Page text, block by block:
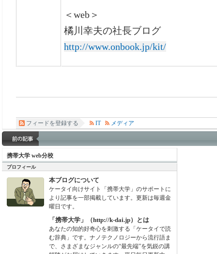
＜web＞
橘川幸夫の社長ブログ
http://www.onbook.jp/kit/
フィードを登録する IT メディア
携帯大学 web分校
プロフィール
本ブログについて
ケータイ向けサイト「携帯大学」のサポートに
より記事を一部掲載しています。更新は毎週金
曜日です。
「携帯大学」（http://k-dai.jp）とは
あなたの知的好奇心を刺激する「ケータイで読
む辞典」です。ナノテクノロジーから流行語ま
で、さまざまなジャンルの“最先端”を気鋭の講